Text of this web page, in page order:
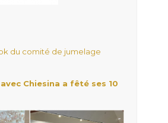
du comité de jumelage
Chiesina a fêté ses 10